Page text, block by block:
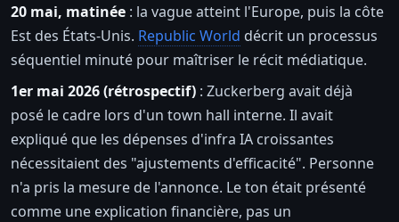
20 mai, matinée : la vague atteint l'Europe, puis la côte
Est des États-Unis. Republic World décrit un processus
séquentiel minuté pour maîtriser le récit médiatique.
1er mai 2026 (rétrospectif) : Zuckerberg avait déjà
posé le cadre lors d'un town hall interne. Il avait
expliqué que les dépenses d'infra IA croissantes
nécessitaient des "ajustements d'efficacité". Personne
n'a pris la mesure de l'annonce. Le ton était présenté
comme une explication financière, pas un